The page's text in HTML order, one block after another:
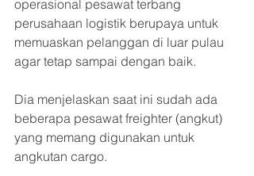
operasional pesawat terbang
perusahaan logistik berupaya untuk
memuaskan pelanggan di luar pulau
agar tetap sampai dengan baik.
Dia menjelaskan saat ini sudah ada
beberapa pesawat freighter (angkut)
yang memang digunakan untuk
angkutan cargo.